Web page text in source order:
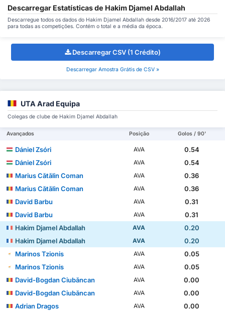
Descarregar Estatísticas de Hakim Djamel Abdallah
Descarregue todos os dados do Hakim Djamel Abdallah desde 2016/2017 até 2026
para todas as competições. Contém o total e a média da época.
Descarregar CSV (1 Crédito)
Descarregar Amostra Grátis de CSV »
UTA Arad Equipa
Colegas de clube de Hakim Djamel Abdallah
Avançados Posição Golos / 90'
Dániel Zsóri AVA
0.54
Dániel Zsóri
AVA
0.54
Marius Cătălin Coman
AVA
0.36
Marius Cătălin Coman
AVA
0.36
David Barbu
AVA
0.31
David Barbu
AVA
0.31
Hakim Djamel Abdallah
AVA
0.20
Hakim Djamel Abdallah
AVA
0.20
Marinos Tzionis
AVA
0.05
Marinos Tzionis
AVA
0.05
David-Bogdan Ciubăncan
AVA
0.00
David-Bogdan Ciubăncan
AVA
0.00
Adrian Dragos
AVA
0.00